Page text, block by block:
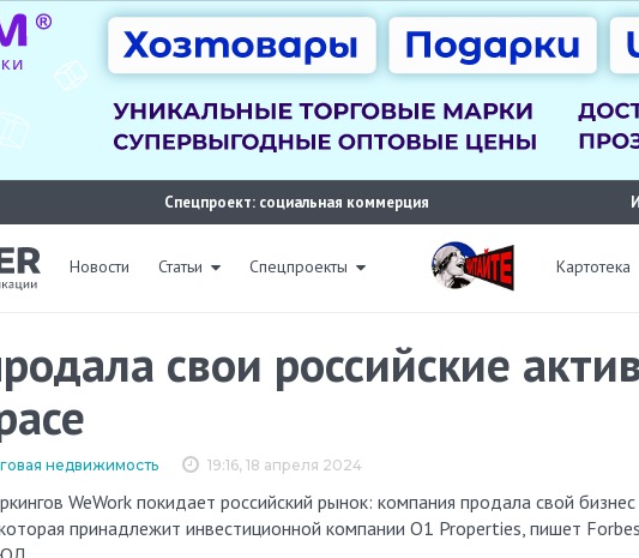
Спецпроект: социальная коммерция
Новости Статьи Спецпроекты Картотека
свои российские
19:16, 18 апреля 2024
недвижимость
принадлежит инвестиционной компании O1 Properties, пишет